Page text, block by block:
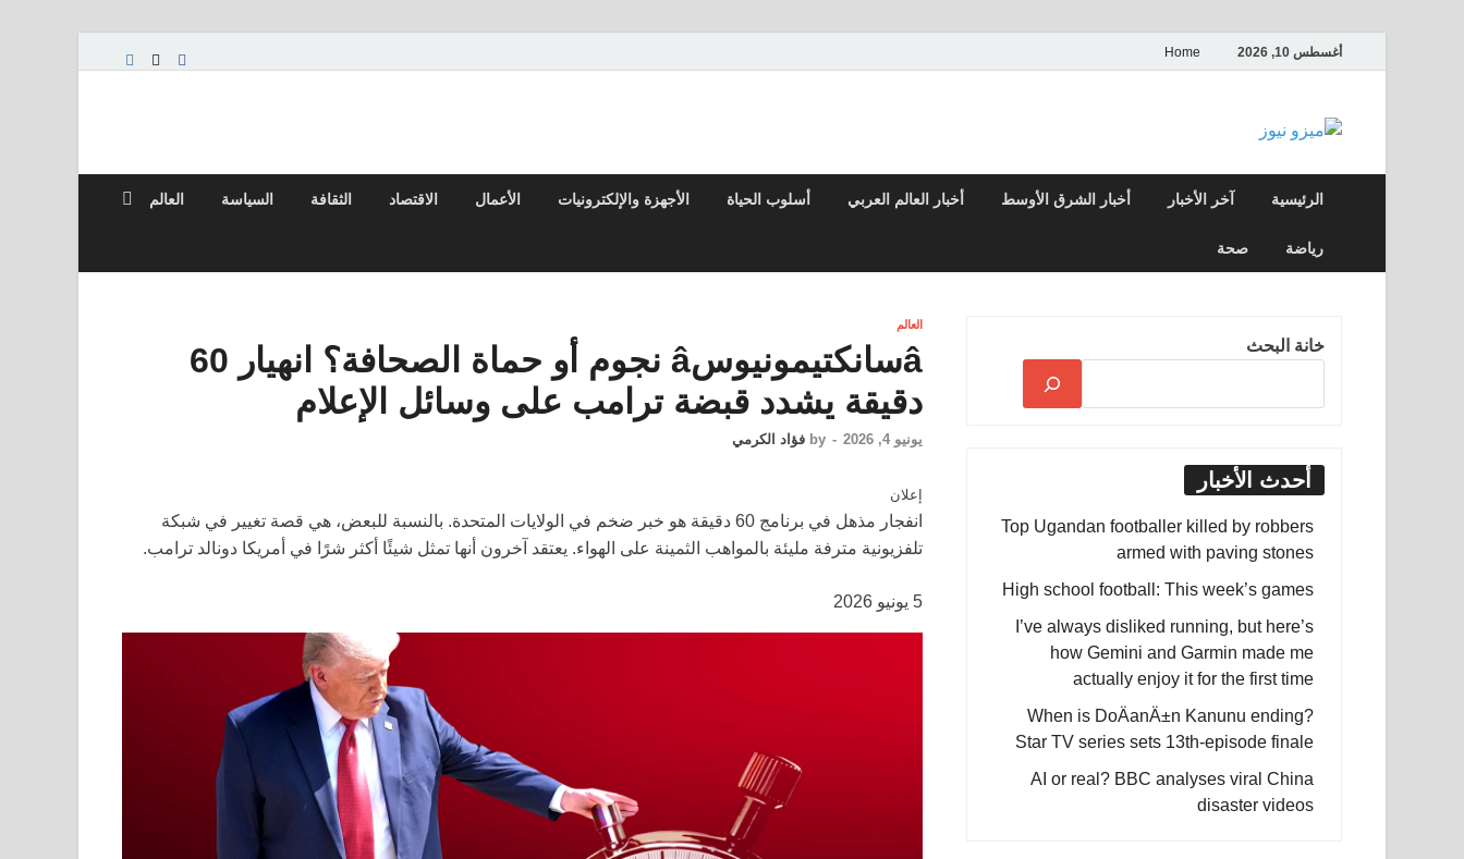
أغسطس 10, 2026 Home
ميزو نيوز
الرئيسية آخر الأخبار أخبار الشرق الأوسط أخبار العالم العربي أسلوب الحياة الأجهزة والإلكترونيات الأعمال الاقتصاد الثقافة السياسة العالم
رياضة صحة
العالم
âسانكتيمونيوسâ نجوم أو حماة الصحافة؟ انهيار 60
دقيقة يشدد قبضة ترامب على وسائل الإعلام
يونيو 4, 2026 -
by فؤاد الكرمي
إعلان
انفجار مذهل في برنامج 60 دقيقة هو خبر ضخم في الولايات المتحدة. بالنسبة للبعض، هي قصة تغيير في شبكة
تلفزيونية مترفة مليئة بالمواهب الثمينة على الهواء. يعتقد آخرون أنها تمثل شيئًا أكثر شرًا في أمريكا دونالد ترامب.
5 يونيو 2026
خانة البحث
أحدث الأخبار
Top Ugandan footballer killed by robbers
armed with paving stones
High school football: This week’s games
I’ve always disliked running, but here’s
how Gemini and Garmin made me
actually enjoy it for the first time
When is DoÄanÄ±n Kanunu ending?
Star TV series sets 13th-episode finale
AI or real? BBC analyses viral China
disaster videos